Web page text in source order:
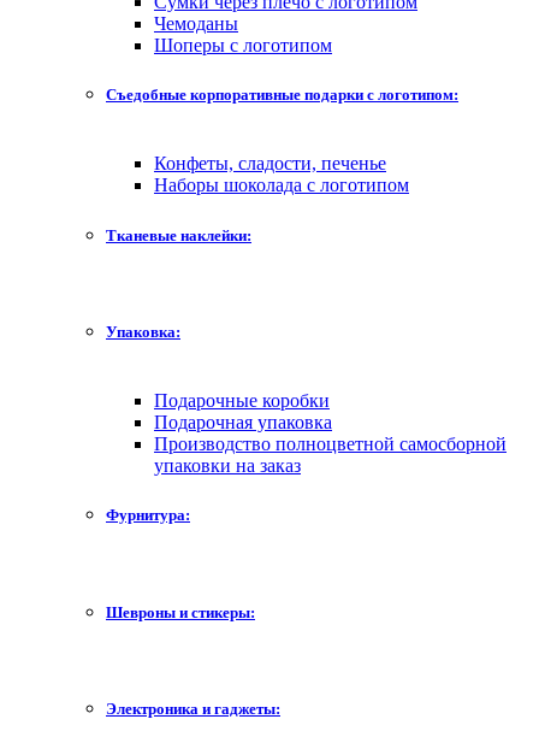
Чемоданы
Шоперы с логотипом
Съедобные корпоративные подарки с логотипом:
Конфеты, сладости, печенье
Наборы шоколада с логотипом
Тканевые наклейки:
Упаковка:
Подарочные коробки
Подарочная упаковка
Производство полноцветной самосборной
упаковки на заказ
Фурнитура:
Шевроны и стикеры:
Электроника и гаджеты: